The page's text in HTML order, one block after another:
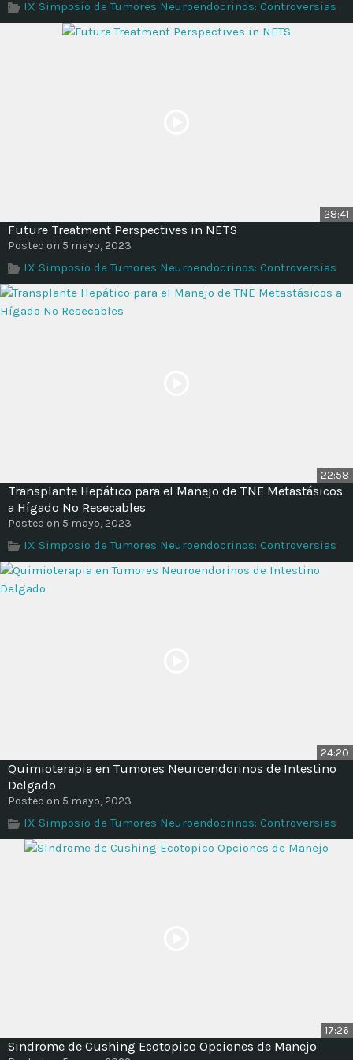
Time
IX Simposio de Tumores Neuroendocrinos: Controversias
28:41
Future Treatment Perspectives in NETS
Posted on 5 mayo, 2023
IX Simposio de Tumores Neuroendocrinos: Controversias
22:58
Transplante Hepático para el Manejo de TNE Metastásicos
a Hígado No Resecables
Posted on 5 mayo, 2023
IX Simposio de Tumores Neuroendocrinos: Controversias
24:20
Quimioterapia en Tumores Neuroendorinos de Intestino
Delgado
Posted on 5 mayo, 2023
IX Simposio de Tumores Neuroendocrinos: Controversias
17:26
Sindrome de Cushing Ecotopico Opciones de Manejo